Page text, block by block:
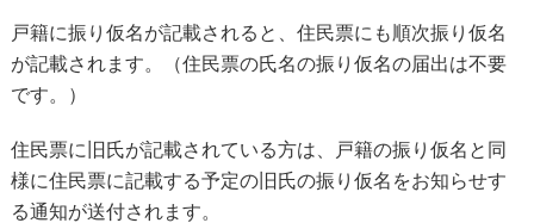
戸籍に振り仮名が記載されると、住民票にも順次振り仮名
が記載されます。（住民票の氏名の振り仮名の届出は不要
です。）
住民票に旧氏が記載されている方は、戸籍の振り仮名と同
様に住民票に記載する予定の旧氏の振り仮名をお知らせす
る通知が送付されます。